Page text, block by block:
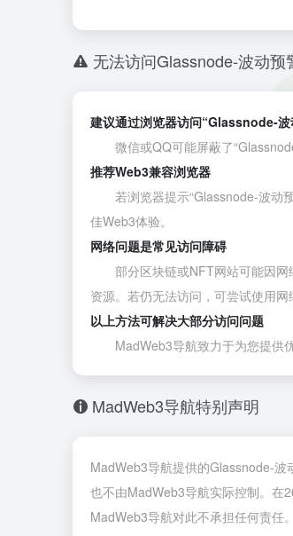
无法访问Glassnode-波动预
建议通过浏览器访问“Glassnode-波
微信或QQ可能屏蔽了
推荐Web3兼容浏览器
若浏览器提示“Glassnode-波动预
佳Web3体验。
网络问题是常见访问障碍
部分区块链或NFT网站可能因网
资源。若仍无法访问，可尝试使用
以上方法可解决大部分访问问题
MadWeb3导航致力于为您提供优
MadWeb3导航特别声明
MadWeb3导航提供的Glassnode-波
也不由MadWeb3导航实际控制。在
MadWeb3导航对此不承担任何责任。